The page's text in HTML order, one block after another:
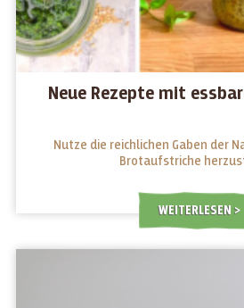
Neue Rezepte mit
Nutze die reichlichen Gaben der
Brotaufstriche
WEITERLESEN